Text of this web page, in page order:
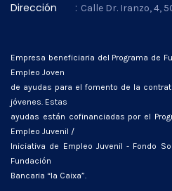
Dirección : Calle Dr. Iranzo, 4,
Empresa beneficiaria del Programa de
Empleo Joven
de ayudas para el fomento de la
jóvenes. Estas
ayudas están cofinanciadas por el
Empleo Juvenil /
Iniciativa de Empleo Juvenil - Fondo
Fundación
Bancaria “la Caixa”.